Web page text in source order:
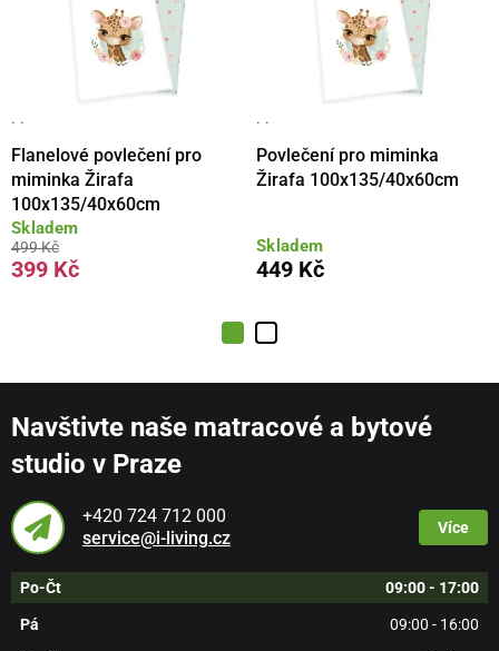
· ·
Flanelové povlečení pro
miminka Žirafa
100x135/40x60cm
Skladem
499 Kč
399 Kč
· ·
Povlečení pro miminka
Žirafa 100x135/40x60cm
Skladem
449 Kč
Navštivte naše matracové a bytové
studio v Praze
+420 724 712 000
service@i-living.cz
Více
Po-Čt 09:00 - 17:00
Pá 09:00 - 16:00